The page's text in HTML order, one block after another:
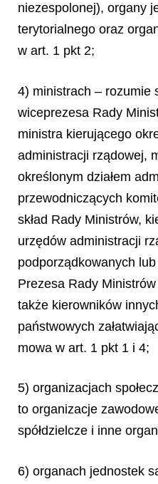
niezespolonej), organy
terytorialnego oraz
w art. 1 pkt 2;
4) ministrach – rozumie
wiceprezesa Rady
ministra kierującego
administracji rządowej,
określonym działem
przewodniczących
skład Rady Ministrów,
urzędów administracji
podporządkowanych
Prezesa Rady
także kierowników
państwowych
mowa w art. 1 pkt 1 i 4;
5) organizacjach
to organizacje
spółdzielcze i inne
6) organach jednostek